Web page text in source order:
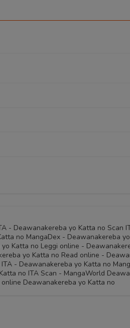
- Deawanakereba yo Katta no Scan
no MangaDex - Deawanakereba
Katta no Leggi online -
yo Katta no Read online -
- Deawanakereba yo Katta no
no ITA Scan - MangaWorld
Deawanakereba yo Katta no